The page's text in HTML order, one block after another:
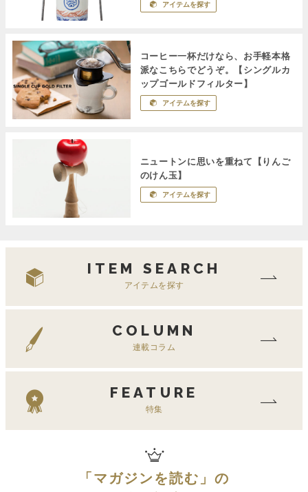
アイテムを探す
コーヒー一杯だけなら、お手軽本格
派なこちらでどうぞ。【シングルカ
ップゴールドフィルター】
アイテムを探す
ニュートンに思いを重ねて【りんご
のけん玉】
アイテムを探す
ITEM SEARCH
アイテムを探す
COLUMN
連載コラム
FEATURE
特集
「マガジンを読む 」の